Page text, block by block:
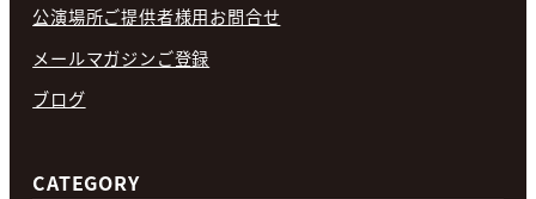
公演場所ご提供者様用お問合せ
メールマガジンご登録
ブログ
CATEGORY